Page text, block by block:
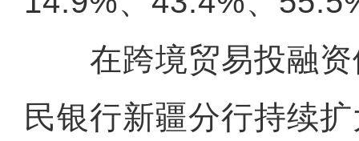
在跨境贸易投融资
民银行新疆分行持续